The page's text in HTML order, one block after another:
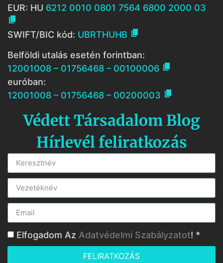
EUR: HU 6212 0010 0801 7564 6800 2000 03

SWIFT/BIC kód: UBRTHUHB 
Belföldi utalás esetén forintban:
12001008 – 01756468 – 00100006 
euróban:
12001008 – 01756468 – 00200003 
Védett Társadalom Blog
Hírlevél feliratkozás
Elfogadom Az Adatvédelmi Szabályzatot! *
FELIRATKOZÁS